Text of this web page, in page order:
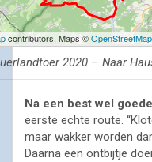
contributors, Maps ©OpenStreetMap
2020 – Naar
Na een best wel
eerste echte route.
maar wakker worden
Daarna een ontbijtje